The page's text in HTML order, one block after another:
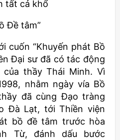
tất cả khổ
Đề tâm”
cuốn “Khuyến phát Bồ
Đại sư đã có tác động
thầy Thái Minh. Vì
nhằm ngày vía Bồ
đã cùng Đạo tràng
Đà Lạt, tới Thiền viện
bồ đề tâm trước hòa
Từ, đánh dấu bước